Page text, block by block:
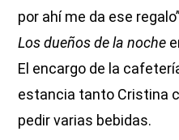
por ahí me da ese
Los dueños de la noche
El encargo de la
estancia tanto Cristina
pedir varias bebidas.